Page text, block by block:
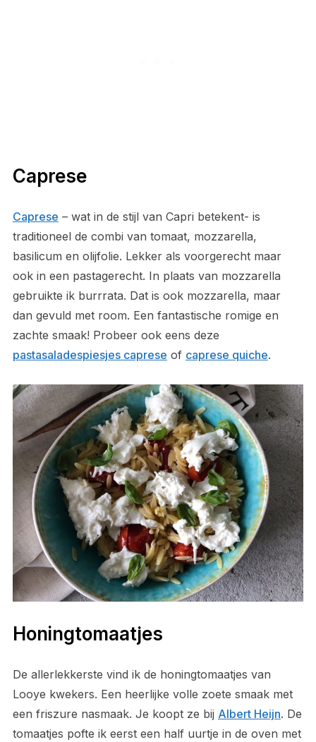
Caprese
Caprese – wat in de stijl van Capri betekent- is
traditioneel de combi van tomaat, mozzarella,
basilicum en olijfolie. Lekker als voorgerecht maar
ook in een pastagerecht. In plaats van mozzarella
gebruikte ik burrrata. Dat is ook mozzarella, maar
dan gevuld met room. Een fantastische romige en
zachte smaak! Probeer ook eens deze
pastasaladespiesjes caprese of caprese quiche.
Honingtomaatjes
De allerlekkerste vind ik de honingtomaatjes van
Looye kwekers. Een heerlijke volle zoete smaak met
een friszure nasmaak. Je koopt ze bij Albert Heijn. De
tomaatjes pofte ik eerst een half uurtje in de oven met